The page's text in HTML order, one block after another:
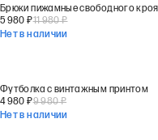
Брюки пижамные свободного кроя
5 980 ₽11 980₽
Нет в наличии
Футболка с винтажным принтом
4 980 ₽9 980₽
Нет в наличии